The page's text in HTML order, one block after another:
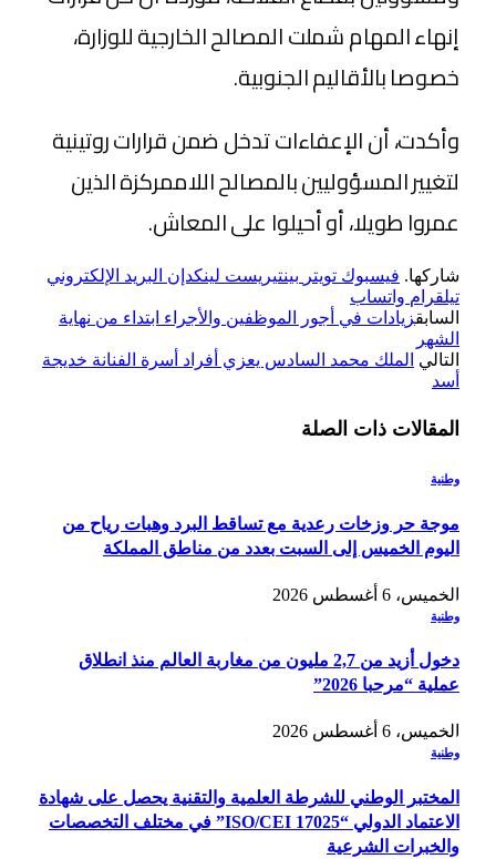
إنهاء المهام شملت المصالح الخارجية للوزارة،
خصوصا بالأقاليم الجنوبية.
وأكدت، أن الإعفاءات تدخل ضمن قرارات روتينية
لتغيير المسؤوليين بالمصالح اللاممركزة الذين
عمروا طويلا، أو أحيلوا على المعاش.
شاركها. فيسبوك تويتر بينتيريست لينكدإن البريد الإلكتروني
تيلقرام واتساب
السابقزيادات في أجور الموظفين والأجراء ابتداء من نهاية
الشهر
التالي الملك محمد السادس يعزي أفراد أسرة الفنانة خديجة
أسد
المقالات ذات الصلة
وطنية
موجة حر وزخات رعدية مع تساقط البرد وهبات رياح من
اليوم الخميس إلى السبت بعدد من مناطق المملكة
الخميس، 6 أغسطس 2026
وطنية
دخول أزيد من 2,7 مليون من مغاربة العالم منذ انطلاق
عملية “مرحبا 2026”
الخميس، 6 أغسطس 2026
وطنية
المختبر الوطني للشرطة العلمية والتقنية يحصل على شهادة
الاعتماد الدولي “ISO/CEI 17025” في مختلف التخصصات
والخبرات الشرعية